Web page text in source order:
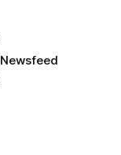
Newsfeed